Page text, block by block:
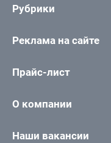
Рубрики
Реклама на сайте
Прайс-лист
О компании
Наши вакансии